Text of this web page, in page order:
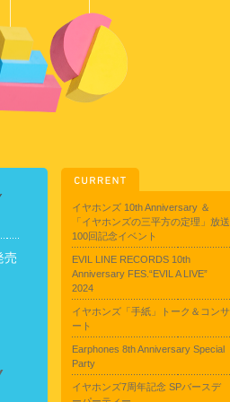
売
イヤホンズ 10th Anniversary ＆
「イヤホンズの三平方の定理」放送
100回記念イベント
EVIL LINE RECORDS 10th
Anniversary FES.“EVIL A LIVE”
2024
イヤホンズ「手紙」トーク＆コンサ
ート
Earphones 8th Anniversary Special
Party
イヤホンズ7周年記念 SPバースデ